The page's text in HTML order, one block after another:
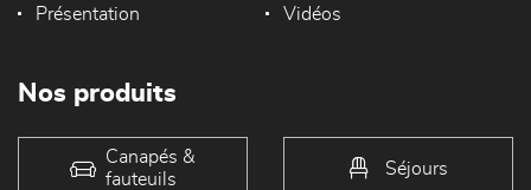
Présentation Vidéos
Nos produits
Canapés &
fauteuils
Séjours